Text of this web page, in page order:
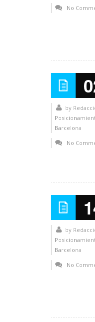
No
by
Barcelona
No
by
Barcelona
No